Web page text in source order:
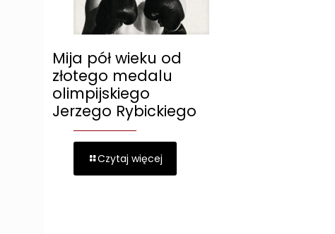
Mija pół wieku od
złotego medalu
olimpijskiego
Jerzego Rybickiego
Czytaj więcej